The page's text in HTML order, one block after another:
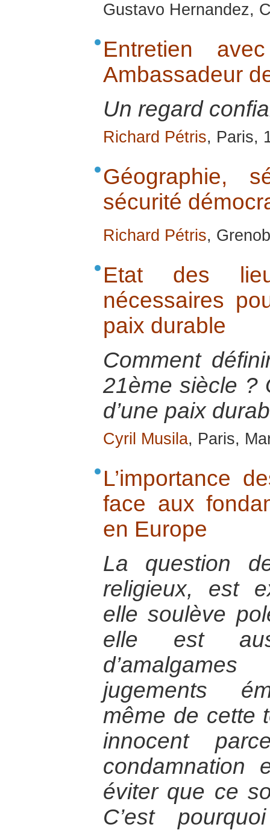
Gustavo Hernandez,
Entretien
Ambassadeur
Un regard
Richard Pétris, Paris,
Géographie,
sécurité
Richard Pétris,
Etat des
nécessaires
paix durable
Comment
21ème siècle ?
d’une paix
Cyril Musila, Paris,
L’importance
face aux
en Europe
La question
religieux, est
elle soulève
elle est
jugements
même de cette
innocent
éviter que ce
C’est